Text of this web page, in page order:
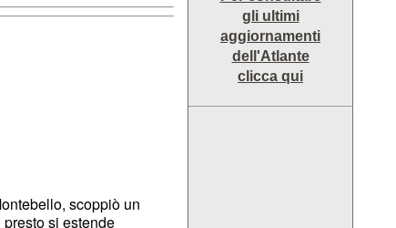
gli ultimi
aggiornamenti
dell'Atlante
clicca qui
scoppiò un
si estende